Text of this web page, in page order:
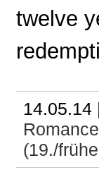
twelve
Romance
(19./